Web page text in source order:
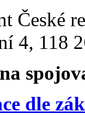
České
4, 118
dle